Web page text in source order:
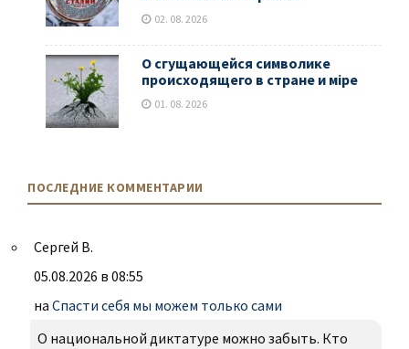
02. 08. 2026
О сгущающейся символике
происходящего в стране и мiре
01. 08. 2026
ПОСЛЕДНИЕ КОММЕНТАРИИ
Сергей В.
05.08.2026 в 08:55
на Спасти себя мы можем только сами
О национальной диктатуре можно забыть. Кто